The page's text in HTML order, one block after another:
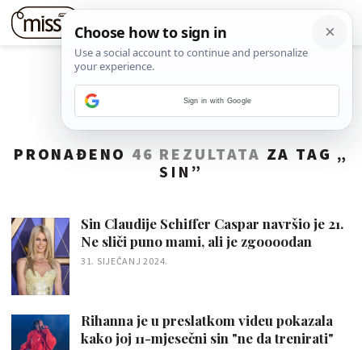
PRONAĐENO 46 REZULTATA ZA TAG „
SIN ”
Sin Claudije Schiffer Caspar navršio je 21.
Ne sliči puno mami, ali je zgoooodan
31. SIJEČANJ 2024.
Rihanna je u preslatkom videu pokazala
kako joj 11-mjesečni sin "ne da trenirati"
Sign in with Google